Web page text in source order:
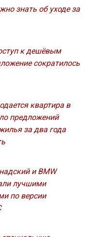
знать об уходе за
к дешёвым
сократилось
квартира в
предложений
за два года
и BMW
лучшими
по версии